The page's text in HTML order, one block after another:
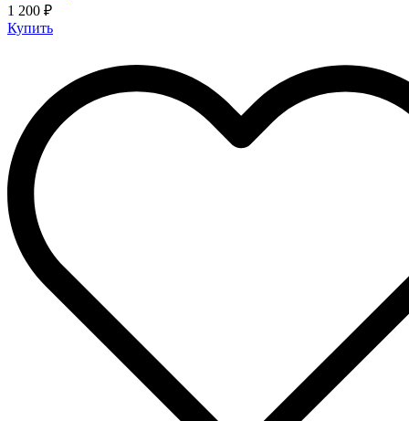
1 200 ₽
Купить